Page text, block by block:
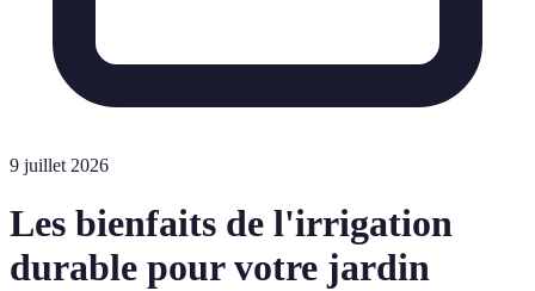
9 juillet 2026
Les bienfaits de l'irrigation
durable pour votre jardin